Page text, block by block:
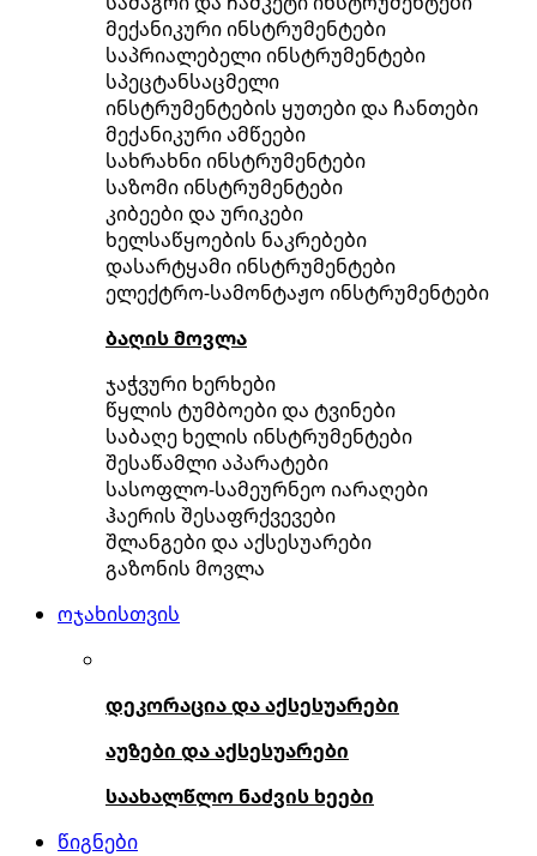
მექანიკური ინსტრუმენტები
საპრიალებელი ინსტრუმენტები
სპეცტანსაცმელი
ინსტრუმენტების ყუთები და ჩანთები
მექანიკური ამწეები
სახრახნი ინსტრუმენტები
საზომი ინსტრუმენტები
კიბეები და ურიკები
ხელსაწყოების ნაკრებები
დასარტყამი ინსტრუმენტები
ელექტრო-სამონტაჟო ინსტრუმენტები
ბაღის მოვლა
ჯაჭვური ხერხები
წყლის ტუმბოები და ტვინები
საბაღე ხელის ინსტრუმენტები
შესაწამლი აპარატები
სასოფლო-სამეურნეო იარაღები
ჰაერის შესაფრქვევები
შლანგები და აქსესუარები
გაზონის მოვლა
ოჯახისთვის
დეკორაცია და აქსესუარები
აუზები და აქსესუარები
საახალწლო ნაძვის ხეები
წიგნები